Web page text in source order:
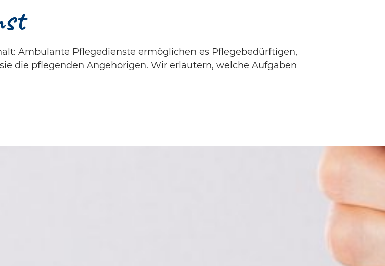
Ambulante Pflegedienste ermöglichen es Pflegebedürftigen,
die pflegenden Angehörigen. Wir erläutern, welche Aufgaben